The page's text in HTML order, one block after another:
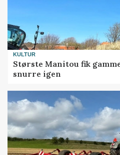
KULTUR
Største Manitou fik
snurre igen